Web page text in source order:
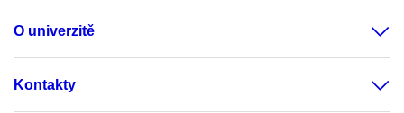
O univerzitě
Kontakty